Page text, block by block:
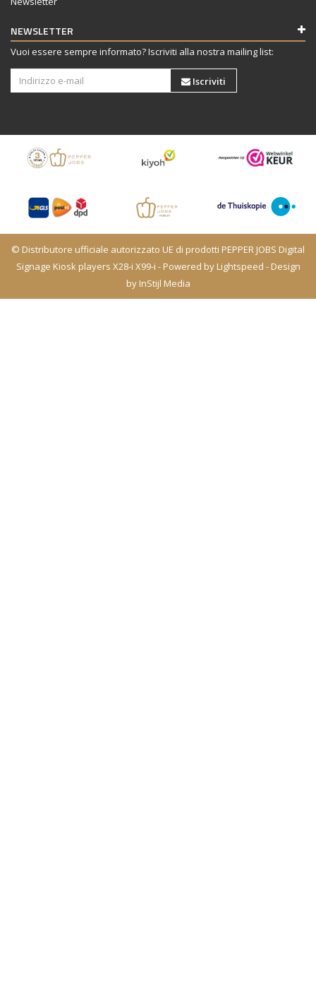
NEWSLETTER
Vuoi essere sempre informato? Iscriviti alla nostra mailing list:
Iscriviti
© Distributore ufficiale autorizzato UE di prodotti PEPPER JOBS Digital
Signage Kiosk players X28-i X99-i - Powered by Lightspeed - Design
by InStijl Media